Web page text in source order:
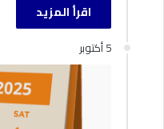
اقرأ المزيد
5 أكتوبر